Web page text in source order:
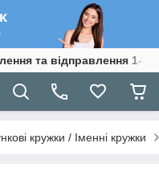
та відправлення 1-3
кружки / Іменні кружки